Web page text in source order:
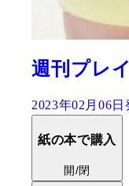
週刊プレ
2023年02月06日
紙の本で購入
開/閉